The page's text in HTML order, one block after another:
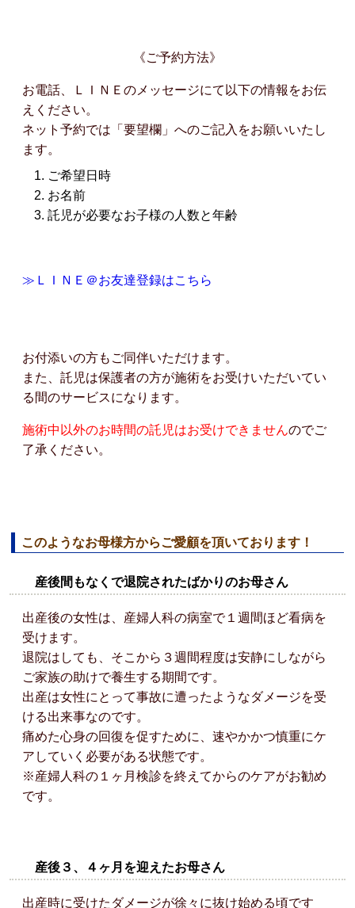
《ご予約方法》
お電話、ＬＩＮＥのメッセージにて以下の情報をお伝
えください。
ネット予約では「要望欄」へのご記入をお願いいたし
ます。
ご希望日時
お名前
託児が必要なお子様の人数と年齢
≫ＬＩＮＥ＠お友達登録はこちら
お付添いの方もご同伴いただけます。
また、託児は保護者の方が施術をお受けいただいてい
る間のサービスになります。
施術中以外のお時間の託児はお受けできませんのでご
了承ください。
このようなお母様方からご愛顧を頂いております！
産後間もなくで退院されたばかりのお母さん
出産後の女性は、産婦人科の病室で１週間ほど看病を
受けます。
退院はしても、そこから３週間程度は安静にしながら
ご家族の助けで養生する期間です。
出産は女性にとって事故に遭ったようなダメージを受
ける出来事なのです。
痛めた心身の回復を促すために、速やかかつ慎重にケ
アしていく必要がある状態です。
※産婦人科の１ヶ月検診を終えてからのケアがお勧め
です。
産後３、４ヶ月を迎えたお母さん
出産時に受けたダメージが徐々に抜け始める頃です